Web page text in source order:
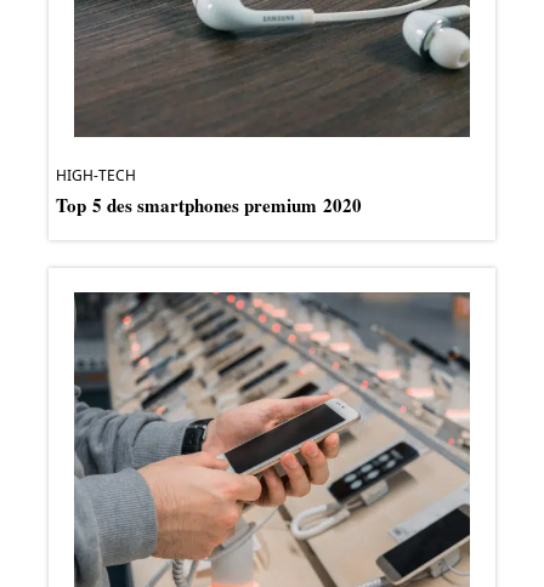
HIGH-TECH
Top 5 des smartphones premium 2020